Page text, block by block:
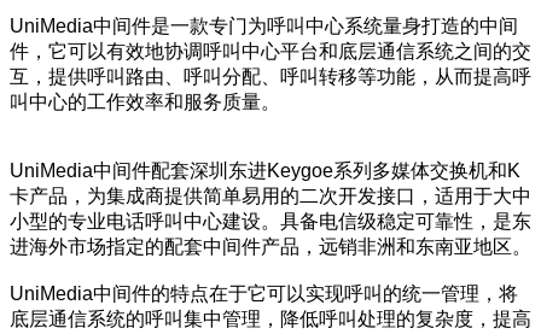
UniMedia中间件是一款专门为呼叫中心系统量身打造的中间
件，它可以有效地协调呼叫中心平台和底层通信系统之间的交
互，提供呼叫路由、呼叫分配、呼叫转移等功能，从而提高呼
叫中心的工作效率和服务质量。
UniMedia中间件配套深圳东进Keygoe系列多媒体交换机和K
卡产品，为集成商提供简单易用的二次开发接口，适用于大中
小型的专业电话呼叫中心建设。具备电信级稳定可靠性，是东
进海外市场指定的配套中间件产品，远销非洲和东南亚地区。
UniMedia中间件的特点在于它可以实现呼叫的统一管理，将
底层通信系统的呼叫集中管理，降低呼叫处理的复杂度，提高